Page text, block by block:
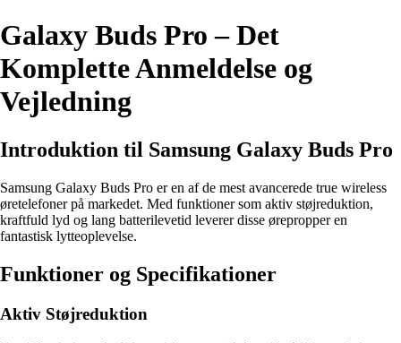
Galaxy Buds Pro – Det
Komplette Anmeldelse og
Vejledning
Introduktion til Samsung Galaxy Buds Pro
Samsung Galaxy Buds Pro er en af de mest avancerede true wireless
øretelefoner på markedet. Med funktioner som aktiv støjreduktion,
kraftfuld lyd og lang batterilevetid leverer disse ørepropper en
fantastisk lytteoplevelse.
Funktioner og Specifikationer
Aktiv Støjreduktion